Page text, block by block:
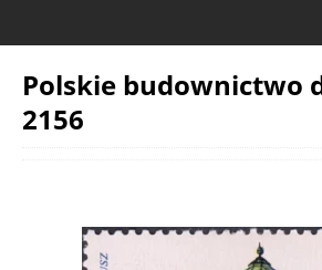
Polskie budownictwo
2156